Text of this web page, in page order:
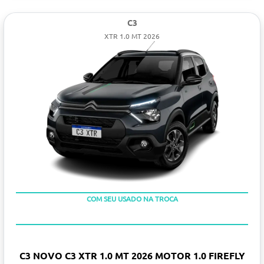
C3
XTR 1.0 MT 2026
COM SEU USADO NA TROCA
C3 NOVO C3 XTR 1.0 MT 2026 MOTOR 1.0 FIREFLY